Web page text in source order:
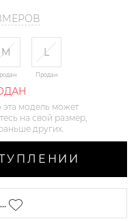
M L
Продан
модель может
на свой размер,
других.